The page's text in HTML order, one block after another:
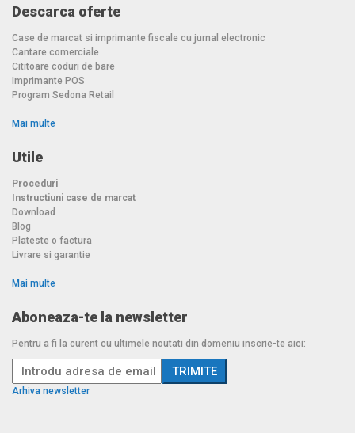
Descarca oferte
Case de marcat si imprimante fiscale cu jurnal electronic
Cantare comerciale
Cititoare coduri de bare
Imprimante POS
Program Sedona Retail
Mai multe
Utile
Proceduri
Instructiuni case de marcat
Download
Blog
Plateste o factura
Livrare si garantie
Mai multe
Aboneaza-te la newsletter
Pentru a fi la curent cu ultimele noutati din domeniu inscrie-te aici:
Arhiva newsletter